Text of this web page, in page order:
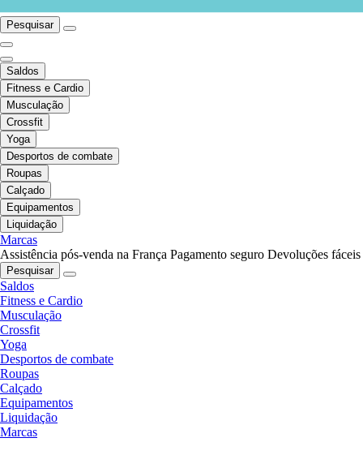
Pesquisar
Saldos
Fitness e Cardio
Musculação
Crossfit
Yoga
Desportos de combate
Roupas
Calçado
Equipamentos
Liquidação
Marcas
Assistência pós-venda na França Pagamento seguro Devoluções fáceis
Pesquisar
Saldos
Fitness e Cardio
Musculação
Crossfit
Yoga
Desportos de combate
Roupas
Calçado
Equipamentos
Liquidação
Marcas